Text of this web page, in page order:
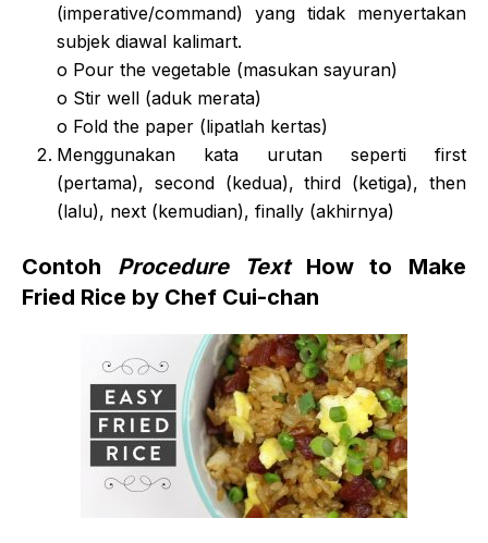
(imperative/command) yang tidak menyertakan
subjek diawal kalimart.
o Pour the vegetable (masukan sayuran)
o Stir well (aduk merata)
o Fold the paper (lipatlah kertas)
Menggunakan kata urutan seperti first
(pertama), second (kedua), third (ketiga), then
(lalu), next (kemudian), finally (akhirnya)
Contoh Procedure Text How to Make
Fried Rice by Chef Cui-chan